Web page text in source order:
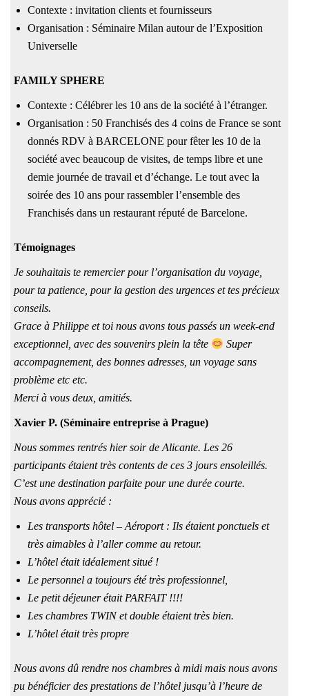
Contexte : invitation clients et fournisseurs
Organisation : Séminaire Milan autour de l’Exposition
Universelle
FAMILY SPHERE
Contexte : Célébrer les 10 ans de la société à l’étranger.
Organisation : 50 Franchisés des 4 coins de France se sont
donnés RDV à BARCELONE pour fêter les 10 de la
société avec beaucoup de visites, de temps libre et une
demie journée de travail et d’échange. Le tout avec la
soirée des 10 ans pour rassembler l’ensemble des
Franchisés dans un restaurant réputé de Barcelone.
Témoignages
Je souhaitais te remercier pour l’organisation du voyage,
pour ta patience, pour la gestion des urgences et tes précieux
conseils.
Grace à Philippe et toi nous avons tous passés un week-end
exceptionnel, avec des souvenirs plein la tête
Super
accompagnement, des bonnes adresses, un voyage sans
problème etc etc.
Merci à vous deux, amitiés.
Xavier P. (Séminaire entreprise à Prague)
Nous sommes rentrés hier soir de Alicante. Les 26
participants étaient très contents de ces 3 jours ensoleillés.
C’est une destination parfaite pour une durée courte.
Nous avons apprécié :
Les transports hôtel – Aéroport : Ils étaient ponctuels et
très aimables à l’aller comme au retour.
L’hôtel était idéalement situé !
Le personnel a toujours été très professionnel,
Le petit déjeuner était PARFAIT !!!!
Les chambres TWIN et double étaient très bien.
L’hôtel était très propre
Nous avons dû rendre nos chambres à midi mais nous avons
pu bénéficier des prestations de l’hôtel jusqu’à l’heure de